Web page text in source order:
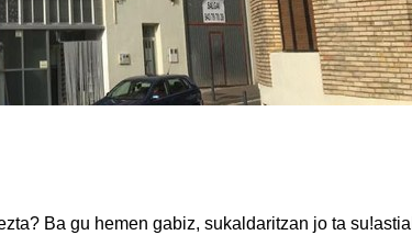
Ba gu hemen gabiz, sukaldaritzan jo ta